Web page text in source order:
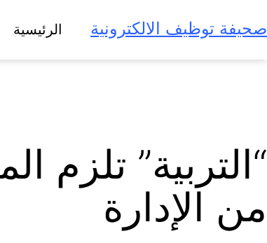
إلى
المحتوى
صحيفة توظيف الالكترونية الرئيسية
“التربية” تلزم
من الإدارة